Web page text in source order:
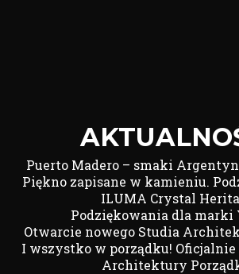
Puerto Madero – smaki
Piękno zapisane w kamieniu.
ILUMA Crystal
Podziękowania dla marki
Otwarcie nowego Studia
I wszystko w porządku!
Architektury